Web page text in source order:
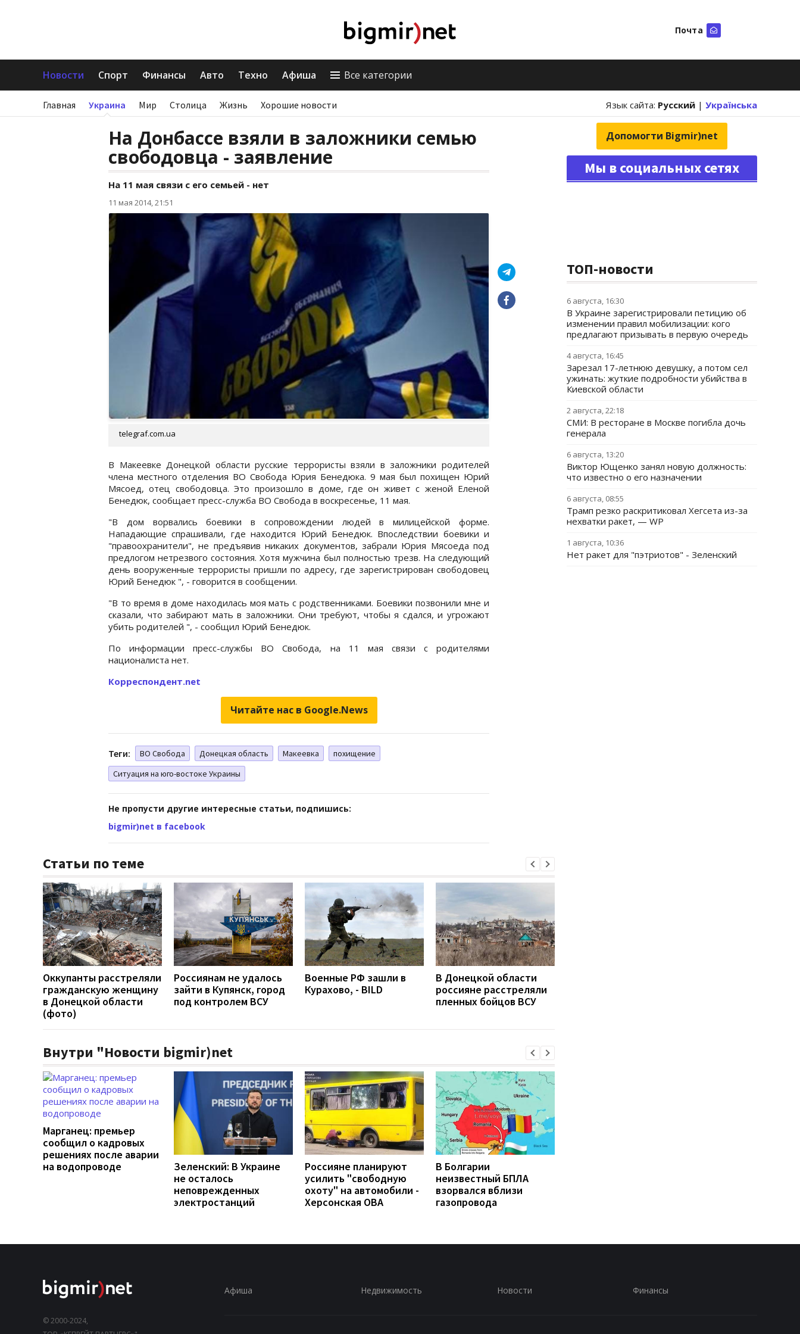
Почта
Новости Спорт Финансы Авто Техно Афиша Все категории
Главная Украина Мир Столица Жизнь Хорошие новости Язык сайта: Русский | Українська
На Донбассе взяли в заложники семью
свободовца - заявление
На 11 мая связи с его семьей - нет
11 мая 2014, 21:51
telegraf.com.ua
В Макеевке Донецкой области русские террористы взяли в заложники родителей
члена местного отделения ВО Свобода Юрия Бенедюка. 9 мая был похищен Юрий
Мясоед, отец свободовца. Это произошло в доме, где он живет с женой Еленой
Бенедюк, сообщает пресс-служба ВО Свобода в воскресенье, 11 мая.
"В дом ворвались боевики в сопровождении людей в милицейской форме.
Нападающие спрашивали, где находится Юрий Бенедюк. Впоследствии боевики и
"правоохранители", не предъявив никаких документов, забрали Юрия Мясоеда под
предлогом нетрезвого состояния. Хотя мужчина был полностью трезв. На следующий
день вооруженные террористы пришли по адресу, где зарегистрирован свободовец
Юрий Бенедюк ", - говорится в сообщении.
"В то время в доме находилась моя мать с родственниками. Боевики позвонили мне и
сказали, что забирают мать в заложники. Они требуют, чтобы я сдался, и угрожают
убить родителей ", - сообщил Юрий Бенедюк.
По информации пресс-службы ВО Свобода, на 11 мая связи с родителями
националиста нет.
Корреспондент.net
Читайте нас в Google.News
Теги: ВО Свобода Донецкая область Макеевка
похищение
Ситуация на юго-востоке Украины
Не пропусти другие интересные статьи, подпишись:
bigmir)net в facebook
Статьи по теме
Оккупанты расстреляли
гражданскую женщину
в Донецкой области
(фото)
Россиянам не удалось
зайти в Купянск, город
под контролем ВСУ
Военные РФ зашли в
Курахово, - BILD
В Донецкой области
россияне расстреляли
пленных бойцов ВСУ
Внутри "Новости bigmir)net
Марганец: премьер
сообщил о кадровых
решениях после аварии
на водопроводе
Зеленский: В Украине
не осталось
неповрежденных
электростанций
Россияне планируют
усилить "свободную
охоту" на автомобили -
Херсонская ОВА
В Болгарии
неизвестный БПЛА
взорвался вблизи
газопровода
Допомогти Bigmir)net
Мы в социальных сетях
ТОП-новости
6 августа, 16:30
В Украине зарегистрировали петицию об
изменении правил мобилизации: кого
предлагают призывать в первую очередь
4 августа, 16:45
Зарезал 17-летнюю девушку, а потом сел
ужинать: жуткие подробности убийства в
Киевской области
2 августа, 22:18
СМИ: В ресторане в Москве погибла дочь
генерала
6 августа, 13:20
Виктор Ющенко занял новую должность:
что известно о его назначении
6 августа, 08:55
Трамп резко раскритиковал Хегсета из-за
нехватки ракет, — WP
1 августа, 10:36
Нет ракет для "пэтриотов" - Зеленский
© 2000-2024,
Афиша Недвижимость Новости Финансы